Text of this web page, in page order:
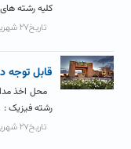
کلیه رشته
تاریخ۲۷ شهریور ۱۳۹۶
قابل توجه
محل اخذ
رشته فیزیک :
تاریخ۲۷ شهریور ۱۳۹۶